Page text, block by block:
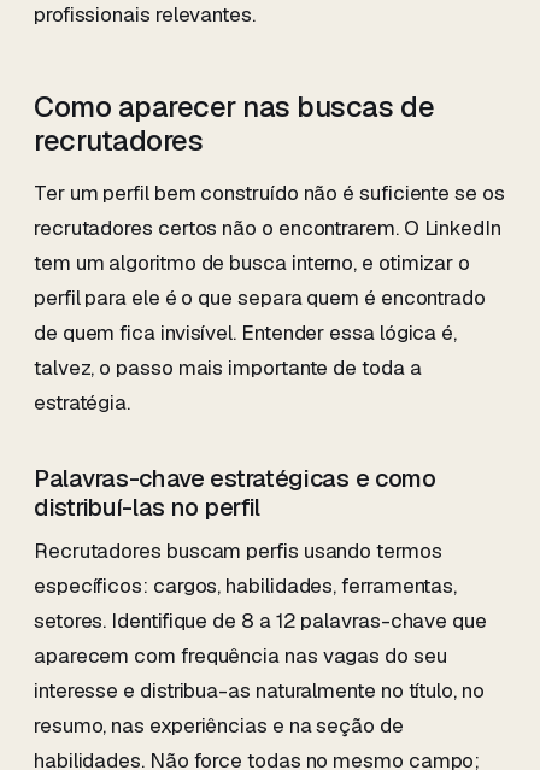
profissionais relevantes.
Como aparecer nas buscas de
recrutadores
Ter um perfil bem construído não é suficiente se os
recrutadores certos não o encontrarem. O LinkedIn
tem um algoritmo de busca interno, e otimizar o
perfil para ele é o que separa quem é encontrado
de quem fica invisível. Entender essa lógica é,
talvez, o passo mais importante de toda a
estratégia.
Palavras-chave estratégicas e como
distribuí-las no perfil
Recrutadores buscam perfis usando termos
específicos: cargos, habilidades, ferramentas,
setores. Identifique de 8 a 12 palavras-chave que
aparecem com frequência nas vagas do seu
interesse e distribua-as naturalmente no título, no
resumo, nas experiências e na seção de
habilidades. Não force todas no mesmo campo;